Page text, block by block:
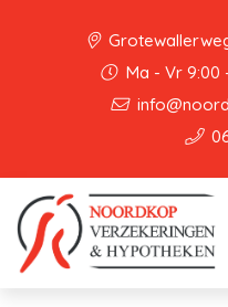
Ma - Vr 9:00